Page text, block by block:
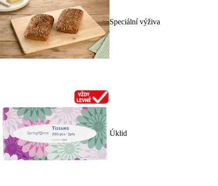
Speciální výživa
Úklid